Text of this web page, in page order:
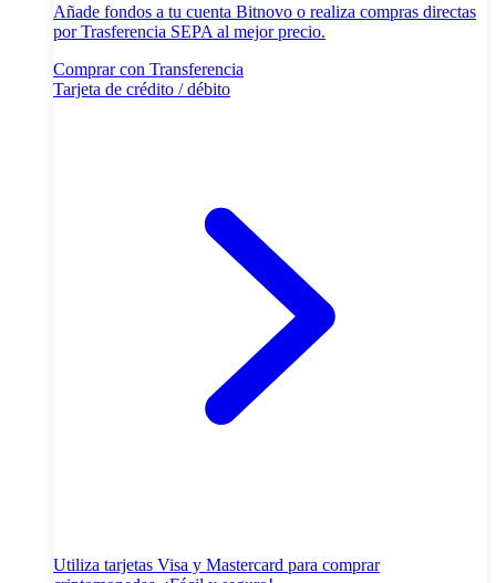
Añade fondos a tu cuenta Bitnovo o realiza compras directas
por Trasferencia SEPA al mejor precio.
Comprar con Transferencia
Tarjeta de crédito / débito
Utiliza tarjetas Visa y Mastercard para comprar